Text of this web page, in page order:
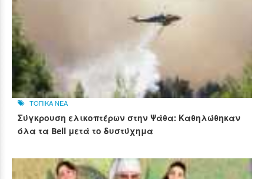
ΤΟΠΙΚΑ ΝΕΑ
Σύγκρουση ελικοπτέρων στην Ψάθα: Καθηλώθηκαν
όλα τα Bell μετά το δυστύχημα